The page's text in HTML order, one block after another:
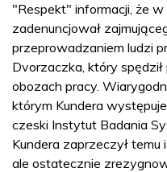
"Respekt" informacji, że
zadenuncjował
przeprowadzaniem ludzi
Dvorzaczka, który
obozach pracy.
którym Kundera
czeski Instytut Badania
Kundera zaprzeczył
ale ostatecznie